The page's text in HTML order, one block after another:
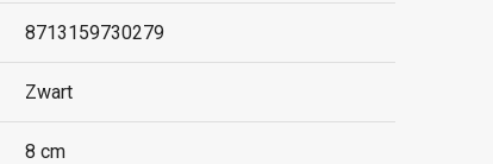
8713159730279
Zwart
8 cm